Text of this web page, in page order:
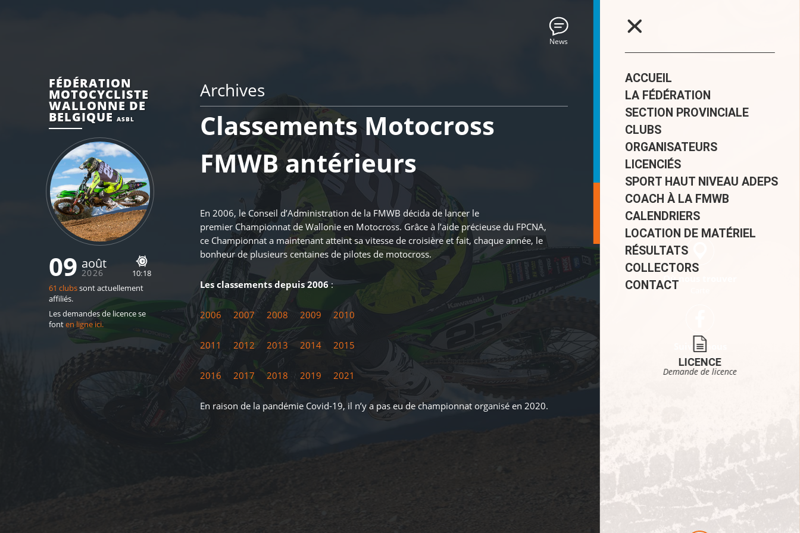
News
ACCUEIL
LA FÉDÉRATION
SECTION PROVINCIALE
CLUBS
ORGANISATEURS
LICENCIÉS
SPORT HAUT NIVEAU ADEPS
COACH À LA FMWB
CALENDRIERS
LOCATION DE MATÉRIEL
RÉSULTATS
COLLECTORS
CONTACT
LICENCE
Demande de licence
FÉDÉRATION
MOTOCYCLISTE
WALLONNE DE
BELGIQUE ASBL
09 août
2026 10:18
61 clubssont actuellement
affiliés.
Les demandes de licence se
fonten ligne ici.
Archives
Classements Motocross
FMWB antérieurs
En 2006, le Conseil d’Administration de la FMWB décida de lancer le
premier Championnat de Wallonie en Motocross. Grâce à l’aide précieuse du FPCNA,
ce Championnat a maintenant atteint sa vitesse de croisière et fait, chaque année, le
bonheur de plusieurs centaines de pilotes de motocross.
Les classements depuis 2006:
2006 2007 2008 2009 2010
2011 2012 2013 2014 2015
2016 2017 2018 2019 2021
En raison de la pandémie Covid-19, il n’y a pas eu de championnat organisé en 2020.
Où nous trouver
Suivez-nous
Facebook